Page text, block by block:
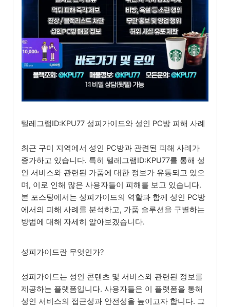
텔레그램ID:KPU77 성피가이드와 성인 PC방 피해 사례
최근 구미 지역에서 성인 PC방과 관련된 피해 사례가
증가하고 있습니다. 특히 텔레그램ID:KPU77를 통해 성
인 서비스와 관련된 가품에 대한 정보가 유통되고 있으
며, 이로 인해 많은 사용자들이 피해를 보고 있습니다.
본 포스팅에서는 성피가이드의 역할과 함께 성인 PC방
에서의 피해 사례를 분석하고, 가품 솔루션을 구별하는
방법에 대해 자세히 알아보겠습니다.
성피가이드란 무엇인가?
성피가이드는 성인 콘텐츠 및 서비스와 관련된 정보를
제공하는 플랫폼입니다. 사용자들은 이 플랫폼을 통해
성인 서비스의 접근성과 안전성을 높이고자 합니다. 그